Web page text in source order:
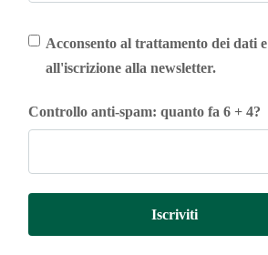
Acconsento al trattamento dei dati e
all'iscrizione alla newsletter.
Controllo anti-spam: quanto fa 6 + 4?
Iscriviti